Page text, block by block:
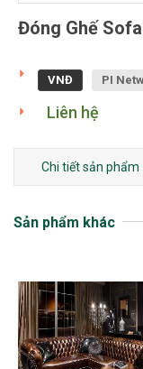
Đóng Ghế
VNĐ PI
Liên hệ
Chi tiết sản phẩm
Sản phẩm khác